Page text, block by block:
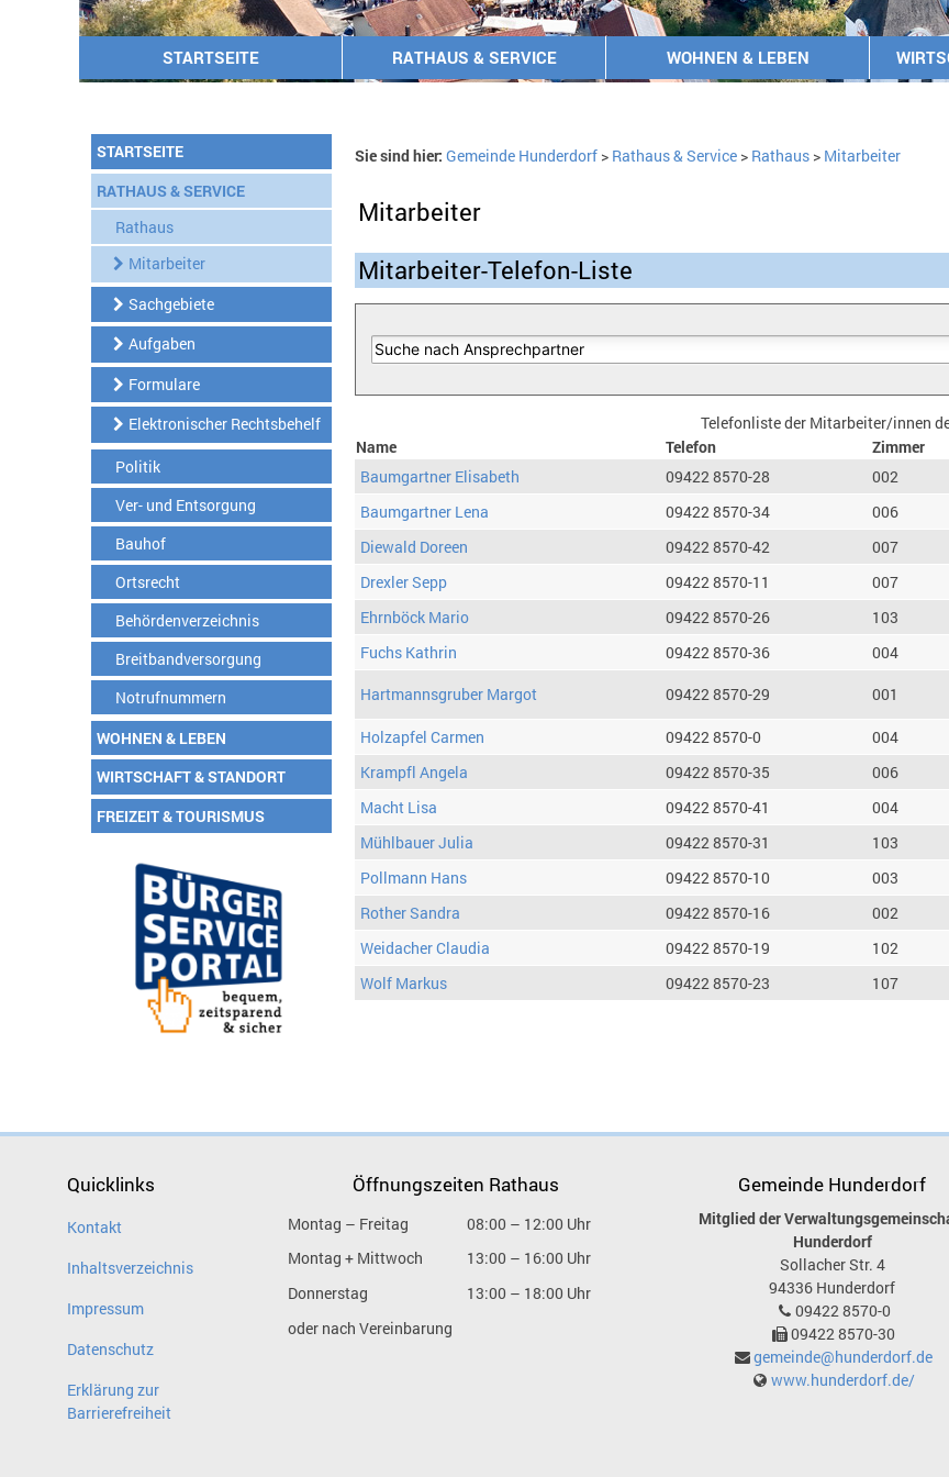
STARTSEITE RATHAUS & SERVICE WOHNEN & LEBEN
STARTSEITE
RATHAUS & SERVICE
Rathaus
Mitarbeiter
Sachgebiete
Aufgaben
Formulare
Elektronischer Rechtsbehelf
Politik
Ver- und Entsorgung
Bauhof
Ortsrecht
Behördenverzeichnis
Breitbandversorgung
Notrufnummern
WOHNEN & LEBEN
WIRTSCHAFT & STANDORT
FREIZEIT & TOURISMUS
Sie sind hier: Gemeinde Hunderdorf> Rathaus & Service> Rathaus> Mitarbeiter
Mitarbeiter
Mitarbeiter-Telefon-Liste
Telefonliste der Mitarbeiter/innen
Name
Telefon Zimmer
Baumgartner Elisabeth
09422 8570-28 002
Baumgartner Lena
09422 8570-34 006
Diewald Doreen
09422 8570-42 007
Drexler Sepp
09422 8570-11 007
Ehrnböck Mario
09422 8570-26 103
Fuchs Kathrin
09422 8570-36 004
Hartmannsgruber Margot
09422 8570-29 001
Holzapfel Carmen
09422 8570-0 004
Krampfl Angela
09422 8570-35 006
Macht Lisa
09422 8570-41 004
Mühlbauer Julia
09422 8570-31 103
Pollmann Hans
09422 8570-10 003
Rother Sandra
09422 8570-16 002
Weidacher Claudia
09422 8570-19 102
Wolf Markus
09422 8570-23 107
Quicklinks
Kontakt
Inhaltsverzeichnis
Impressum
Datenschutz
Erklärung zur
Barrierefreiheit
Öffnungszeiten Rathaus
Montag – Freitag
08:00 – 12:00 Uhr
Montag + Mittwoch
13:00 – 16:00 Uhr
Donnerstag
13:00 – 18:00 Uhr
oder nach Vereinbarung
Gemeinde Hunderdorf
Mitglied der
Hunderdorf
Sollacher Str. 4
94336 Hunderdorf
09422 8570-0
09422 8570-30
gemeinde@hunderdorf.de
www.hunderdorf.de/